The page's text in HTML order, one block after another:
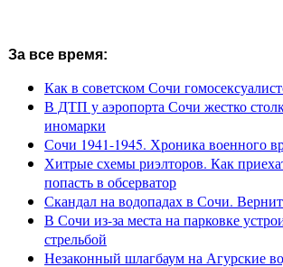
За все время:
Как в советском Сочи
В ДТП у аэропорта Сочи жестко
иномарки
Сочи 1941-1945. Хроника военного
Хитрые схемы риэлторов. Как
попасть в обсерватор
Скандал на водопадах в Сочи.
В Сочи из-за места на парковке
стрельбой
Незаконный шлагбаум на Агурские